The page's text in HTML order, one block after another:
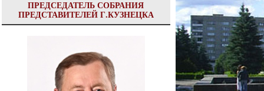
ПРЕДСЕДАТЕЛЬ СОБРАНИЯ
ПРЕДСТАВИТЕЛЕЙ Г.КУЗНЕЦКА